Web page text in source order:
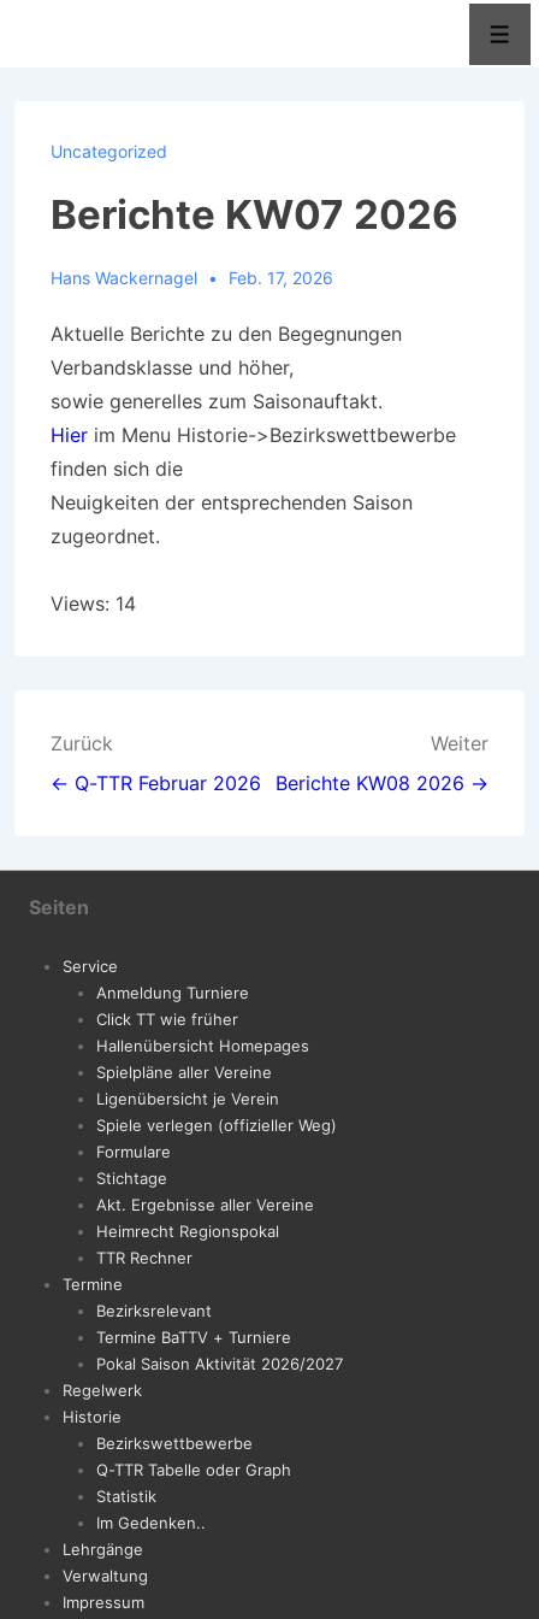
Uncategorized
Berichte KW07 2026
Hans Wackernagel Feb. 17, 2026
Aktuelle Berichte zu den Begegnungen
Verbandsklasse und höher,
sowie generelles zum Saisonauftakt.
Hier im Menu Historie->Bezirkswettbewerbe
finden sich die
Neuigkeiten der entsprechenden Saison
zugeordnet.
Views: 14
Beitragsnavigation
Zurück
← Q-TTR Februar 2026
Weiter
Berichte KW08 2026 →
Seiten
Service
Anmeldung Turniere
Click TT wie früher
Hallenübersicht Homepages
Spielpläne aller Vereine
Ligenübersicht je Verein
Spiele verlegen (offizieller Weg)
Formulare
Stichtage
Akt. Ergebnisse aller Vereine
Heimrecht Regionspokal
TTR Rechner
Termine
Bezirksrelevant
Termine BaTTV + Turniere
Pokal Saison Aktivität 2026/2027
Regelwerk
Historie
Bezirkswettbewerbe
Q-TTR Tabelle oder Graph
Statistik
Im Gedenken..
Lehrgänge
Verwaltung
Impressum